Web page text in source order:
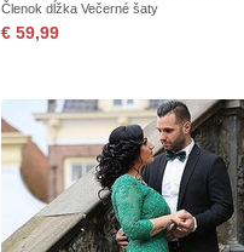
Členok dĺžka Večerné šaty
€ 59,99